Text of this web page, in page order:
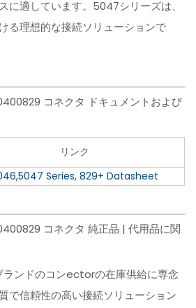
に適しています。5047シリーズは、
る理想的な接続ソリューションで
コネクタ ドキュメントおよび
リンク
Series, 829+ Datasheet
コネクタ 純正品 | 代用品に関
ランドのコンectorの在庫供給に専念
で信頼性の高い接続ソリューション